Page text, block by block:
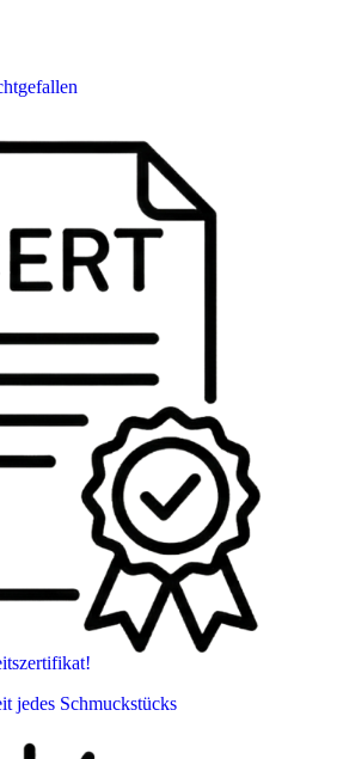
jedes Schmuckstücks